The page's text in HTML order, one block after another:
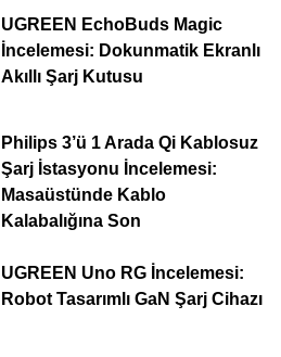
UGREEN EchoBuds Magic
İncelemesi: Dokunmatik Ekranlı
Akıllı Şarj Kutusu
Philips 3’ü 1 Arada Qi Kablosuz
Şarj İstasyonu İncelemesi:
Masaüstünde Kablo
Kalabalığına Son
UGREEN Uno RG İncelemesi:
Robot Tasarımlı GaN Şarj Cihazı